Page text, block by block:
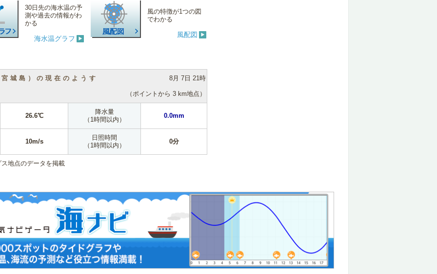
30日先の海水温の予
測や過去の情報がわ
かる
海水温グラフ
風の特徴が1つの図
でわかる
風配図
城島）の現在のようす 8月 7日 21時
（ポイントから 3 km地点）
26.6℃
降水量
（1時間以内）
0.0mm
10m/s
日照時間
（1時間以内）
0分
地点のデータを掲載